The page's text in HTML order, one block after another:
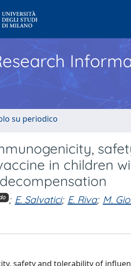
su periodico
in children
; E. Salvatici; E. Riva; M.
safety and tolerability of